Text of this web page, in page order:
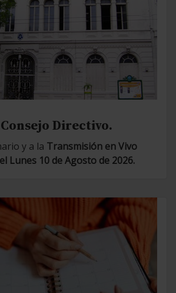
Directivo.
y a la Transmisión en Vivo
Lunes 10 de Agosto de 2026.